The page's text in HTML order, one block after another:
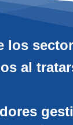
los
al